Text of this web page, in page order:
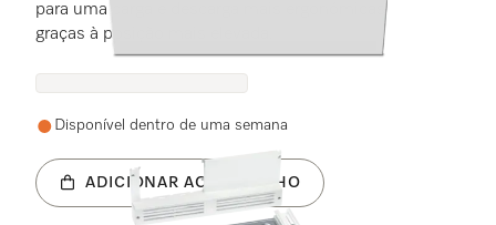
para uma carga e descarga mais ergonómicas
graças à posição mais elevada.
Disponível dentro de uma semana
ADICIONAR AO CARRINHO